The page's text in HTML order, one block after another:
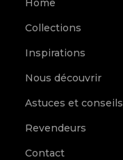
Home
Collections
Inspirations
Nous découvrir
Astuces et conseils
Revendeurs
Contact